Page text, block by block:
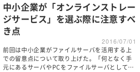
中小企業が「オンラインストレー
ジサービス」を選ぶ際に注意すべ
き点
2016/07/01
前回は中小企業がファイルサーバを活用する上
での留意点について取り上げた。「何となく手
元にあるサーバやPCをファイルサーバとして…